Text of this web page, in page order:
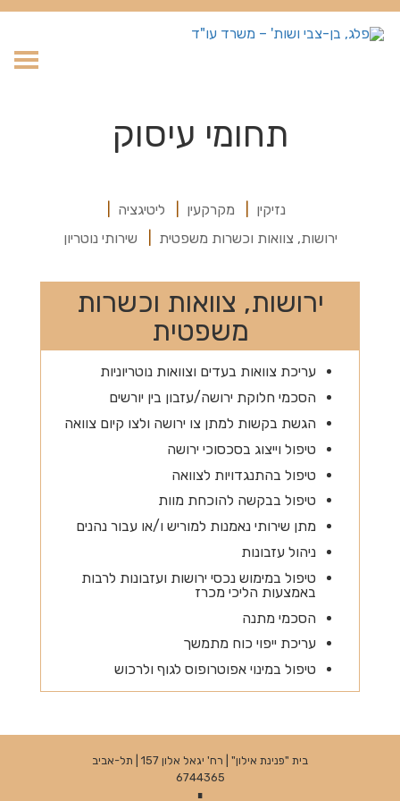
תחומי עיסוק
נזיקין מקרקעין
ליטיגציה
ירושות, צוואות וכשרות משפטית
שירותי נוטריון
ירושות, צוואות וכשרות
משפטית
עריכת צוואות בעדים וצוואות נוטריוניות
הסכמי חלוקת ירושה/עזבון בין יורשים
הגשת בקשות למתן צו ירושה ולצו קיום צוואה
טיפול וייצוג בסכסוכי ירושה
טיפול בהתנגדויות לצוואה
טיפול בבקשה להוכחת מוות
מתן שירותי נאמנות למוריש ו/או עבור נהנים
ניהול עזבונות
טיפול במימוש נכסי ירושות ועזבונות לרבות
באמצעות הליכי מכרז
הסכמי מתנה
עריכת ייפוי כוח מתמשך
טיפול במינוי אפוטרופוס לגוף ולרכוש
בית "פנינת אילון" | רח' יגאל אלון 157 | תל-אביב
6744365
∎